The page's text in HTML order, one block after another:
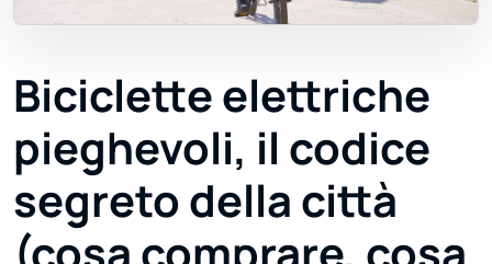
Biciclette elettriche
pieghevoli, il codice
segreto della città